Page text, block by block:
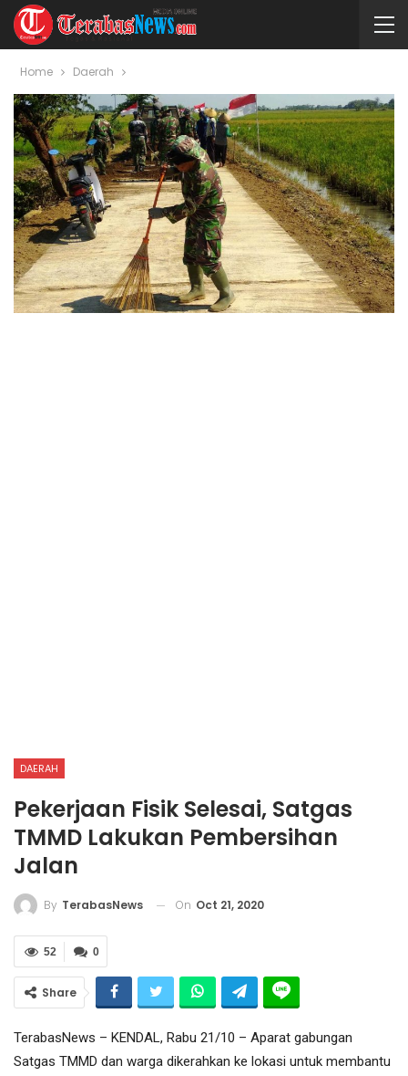
Home Daerah
DAERAH
Pekerjaan Fisik Selesai, Satgas
TMMD Lakukan Pembersihan
Jalan
By TerabasNews On Oct 21, 2020
0
52
Share
TerabasNews – KENDAL, Rabu 21/10 – Aparat gabungan
Satgas TMMD dan warga dikerahkan ke lokasi untuk membantu